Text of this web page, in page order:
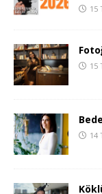
15
15
14